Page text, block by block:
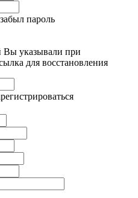
пароль
Вы указывали при
для восстановления